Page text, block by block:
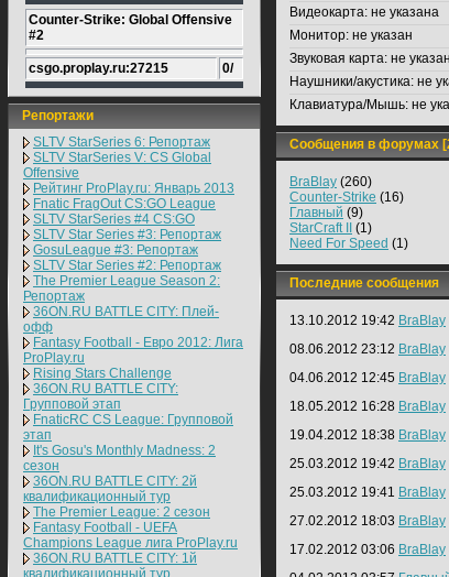
Counter-Strike: Global Offensive
#2
csgo.proplay.ru:27215 0/
Репортажи
SLTV StarSeries 6: Репортаж
SLTV StarSeries V: CS Global
Offensive
Рейтинг ProPlay.ru: Январь 2013
Fnatic FragOut CS:GO League
SLTV StarSeries #4 CS:GO
SLTV Star Series #3: Репортаж
GosuLeague #3: Репортаж
SLTV Star Series #2: Репортаж
The Premier League Season 2:
Репортаж
36ON.RU BATTLE CITY: Плей-
офф
Fantasy Football - Евро 2012: Лига
ProPlay.ru
Rising Stars Challenge
36ON.RU BATTLE CITY:
Групповой этап
FnaticRC CS League: Групповой
этап
It's Gosu's Monthly Madness: 2
сезон
36ON.RU BATTLE CITY: 2й
квалификационный тур
The Premier League: 2 cезон
Fantasy Football - UEFA
Champions League лига ProPlay.ru
36ON.RU BATTLE CITY: 1й
квалификационный тур
Видеокарта: не указана
Монитор: не указан
Звуковая карта: не
Наушники/акустика: не
Клавиатура/Мышь: не
Сообщения в форумах
BraBlay (260)
Counter-Strike (16)
Главный (9)
StarCraft II
(1)
Need For Speed (1)
Последние сообщения
13.10.2012 19:42 BraBlay
08.06.2012 23:12 BraBlay
04.06.2012 12:45 BraBlay
18.05.2012 16:28 BraBlay
19.04.2012 18:38 BraBlay
25.03.2012 19:42 BraBlay
25.03.2012 19:41 BraBlay
27.02.2012 18:03 BraBlay
17.02.2012 03:06 BraBlay